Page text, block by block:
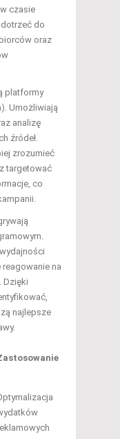
czasie
do
oraz
platformy
Umożliwiają
analizę
źródeł.
zrozumieć
targetować
co
na
Dzięki
najlepsze